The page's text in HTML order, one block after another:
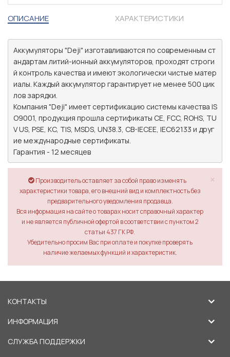
ОПИСАНИЕ ХАРАКТЕРИСТИКИ
Аккумуляторы "Deji" изготавливаются по современным ст
андартам литий-ионный аккумуляторов, проходят строги
й контроль качества и имеют экологически чистые матер
иалы. Каждый аккумулятор гарантирует не менее 500 цик
лов зарядки.
Компания "Deji" имеет сертификацию системы качества IS
O9001, продукция прошла сертификаты CE, FCC, ROHS, TU
V US, PSE, KC, TIS, MSDS, UN38.3, CB-IECEE, IEC62133 и друг
ие международные сертификаты.
Гарантия - 12 месяцев
×
Производитель оставляет за собой право изменять
характеристики товара, его внешний вид и комплектность без
предварительного уведомления продавца.
Вся информация на сайте о товарах носит справочный характер
и не является публичной офертой в соответствии с пунктом 2
статьи 437 ГК РФ.
Убедительно просим Вас при оплате и покупке проверять
наличие желаемых функций и характеристик.
КОНТАКТЫ
ИНФОРМАЦИЯ
СЛУЖБА ПОДДЕРЖКИ